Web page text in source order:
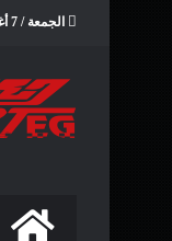
الجمعة / 7 أغسطس - 2026 / 11:47 صباحًا